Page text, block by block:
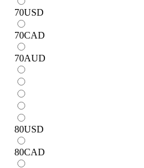
70USD
70CAD
70AUD
80USD
80CAD